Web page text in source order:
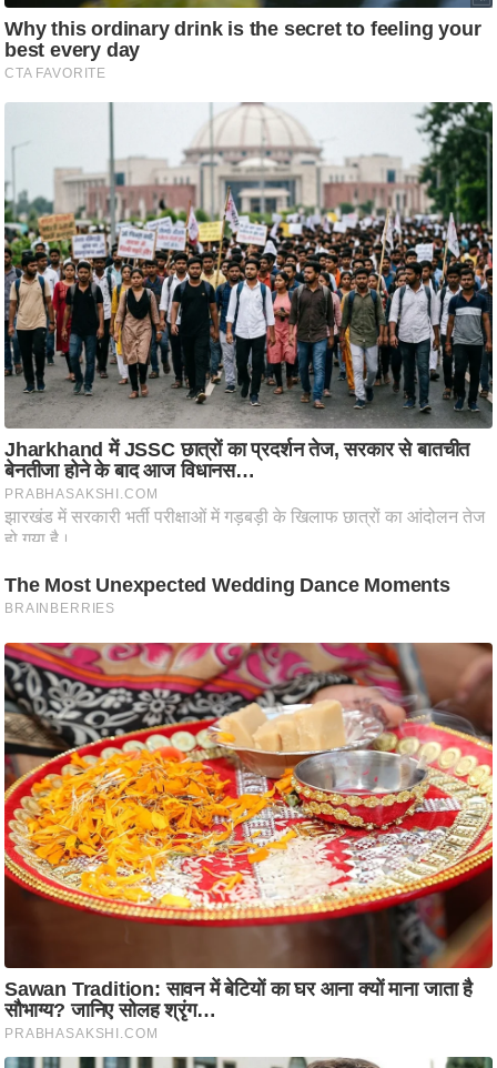
ए
म
.
आ
आ
ई
.
चा
य
प
र
स
मी
क्षा
ध
र्म
ज्यो
ति
ष
प्र
भु
म
हि
मा
/
ध
र्म
स्थ
ल
त
त्यो
हा
र